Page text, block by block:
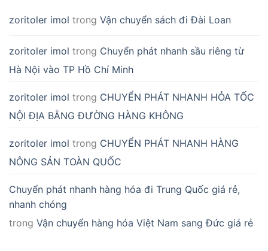
zoritoler imol trong Vận chuyển sách đi Đài Loan
zoritoler imol trong Chuyển phát nhanh sầu riêng từ
Hà Nội vào TP Hồ Chí Minh
zoritoler imol trong CHUYỂN PHÁT NHANH HỎA TỐC
NỘI ĐỊA BẰNG ĐƯỜNG HÀNG KHÔNG
zoritoler imol trong CHUYỂN PHÁT NHANH HÀNG
NÔNG SẢN TOÀN QUỐC
Chuyển phát nhanh hàng hóa đi Trung Quốc giá rẻ,
nhanh chóng
trong Vận chuyển hàng hóa Việt Nam sang Đức giá rẻ